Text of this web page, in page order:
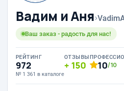
Вадим и Аня›
Ваш заказ - радость для нас!
РЕЙТИНГ
972
№ 1 361 в каталоге
ОТЗЫВЫ
150 10/10